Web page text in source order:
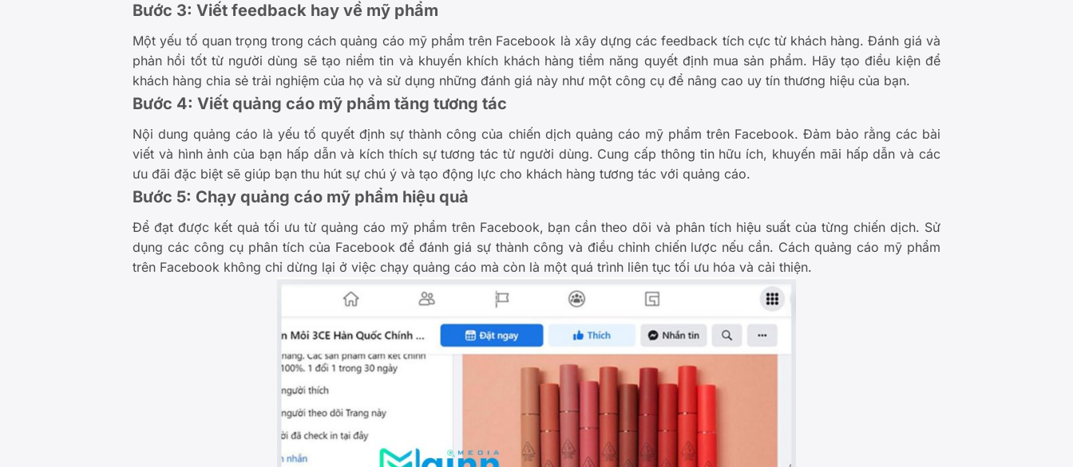
Bước 3: Viết feedback hay về mỹ phẩm
Một yếu tố quan trọng trong cách quảng cáo mỹ phẩm trên Facebook là xây dựng các feedback tích cực từ khách hàng. Đánh giá và
phản hồi tốt từ người dùng sẽ tạo niềm tin và khuyến khích khách hàng tiềm năng quyết định mua sản phẩm. Hãy tạo điều kiện để
khách hàng chia sẻ trải nghiệm của họ và sử dụng những đánh giá này như một công cụ để nâng cao uy tín thương hiệu của bạn.
Bước 4: Viết quảng cáo mỹ phẩm tăng tương tác
Nội dung quảng cáo là yếu tố quyết định sự thành công của chiến dịch quảng cáo mỹ phẩm trên Facebook. Đảm bảo rằng các bài
viết và hình ảnh của bạn hấp dẫn và kích thích sự tương tác từ người dùng. Cung cấp thông tin hữu ích, khuyến mãi hấp dẫn và các
ưu đãi đặc biệt sẽ giúp bạn thu hút sự chú ý và tạo động lực cho khách hàng tương tác với quảng cáo.
Bước 5: Chạy quảng cáo mỹ phẩm hiệu quả
Để đạt được kết quả tối ưu từ quảng cáo mỹ phẩm trên Facebook, bạn cần theo dõi và phân tích hiệu suất của từng chiến dịch. Sử
dụng các công cụ phân tích của Facebook để đánh giá sự thành công và điều chỉnh chiến lược nếu cần. Cách quảng cáo mỹ phẩm
trên Facebook không chỉ dừng lại ở việc chạy quảng cáo mà còn là một quá trình liên tục tối ưu hóa và cải thiện.